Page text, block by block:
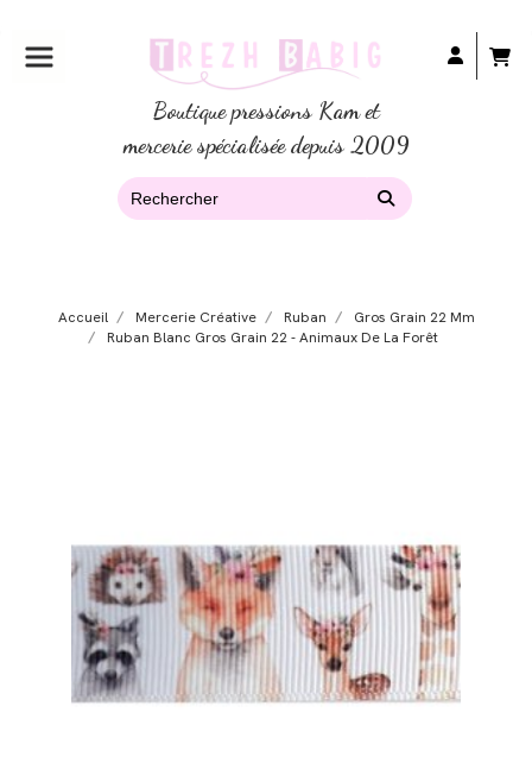
Boutique pressions Kam et
mercerie spécialisée depuis 2009
Accueil Mercerie Créative Ruban
Gros Grain 22 Mm
Ruban Blanc Gros Grain 22 - Animaux De La Forêt